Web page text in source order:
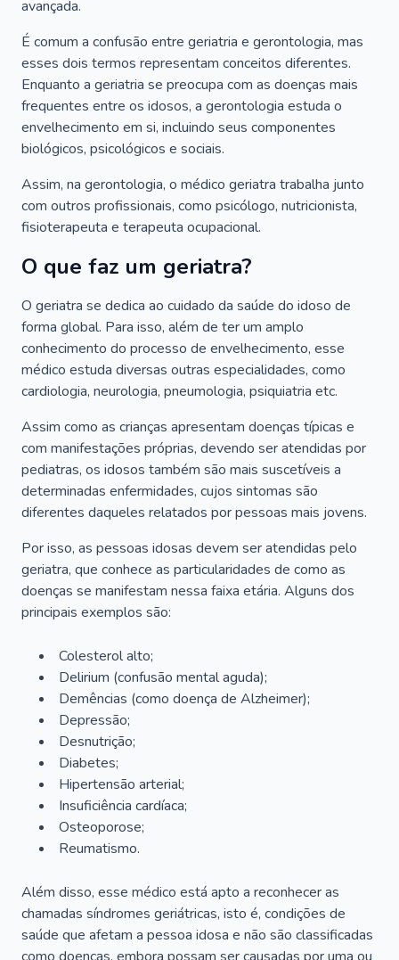
avançada.
É comum a confusão entre geriatria e gerontologia, mas
esses dois termos representam conceitos diferentes.
Enquanto a geriatria se preocupa com as doenças mais
frequentes entre os idosos, a gerontologia estuda o
envelhecimento em si, incluindo seus componentes
biológicos, psicológicos e sociais.
Assim, na gerontologia, o médico geriatra trabalha junto
com outros profissionais, como psicólogo, nutricionista,
fisioterapeuta e terapeuta ocupacional.
O que faz um geriatra?
O geriatra se dedica ao cuidado da saúde do idoso de
forma global. Para isso, além de ter um amplo
conhecimento do processo de envelhecimento, esse
médico estuda diversas outras especialidades, como
cardiologia, neurologia, pneumologia, psiquiatria etc.
Assim como as crianças apresentam doenças típicas e
com manifestações próprias, devendo ser atendidas por
pediatras, os idosos também são mais suscetíveis a
determinadas enfermidades, cujos sintomas são
diferentes daqueles relatados por pessoas mais jovens.
Por isso, as pessoas idosas devem ser atendidas pelo
geriatra, que conhece as particularidades de como as
doenças se manifestam nessa faixa etária. Alguns dos
principais exemplos são:
Colesterol alto;
Delirium (confusão mental aguda);
Demências (como doença de Alzheimer);
Depressão;
Desnutrição;
Diabetes;
Hipertensão arterial;
Insuficiência cardíaca;
Osteoporose;
Reumatismo.
Além disso, esse médico está apto a reconhecer as
chamadas síndromes geriátricas, isto é, condições de
saúde que afetam a pessoa idosa e não são classificadas